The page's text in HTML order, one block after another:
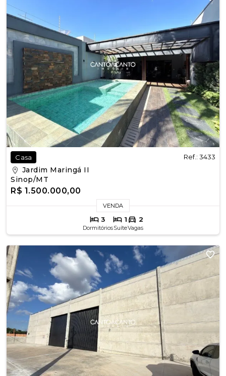
Casa Ref.: 3433
Jardim Maringá II
Sinop/MT
R$ 1.500.000,00
VENDA
3
Dormitórios
1
Suíte
2
Vagas